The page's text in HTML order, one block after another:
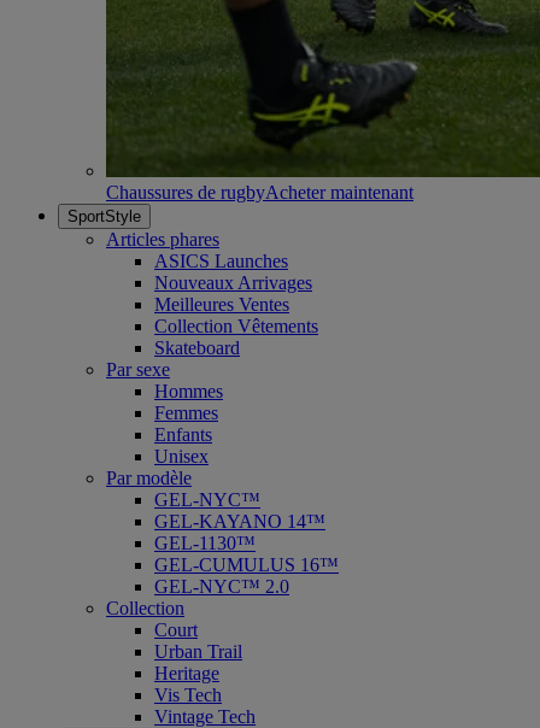
Chaussures de rugbyAcheter maintenant
SportStyle
Articles phares
ASICS Launches
Nouveaux Arrivages
Meilleures Ventes
Collection Vêtements
Skateboard
Par sexe
Hommes
Femmes
Enfants
Unisex
Par modèle
GEL-NYC™
GEL-KAYANO 14™
GEL-1130™
GEL-CUMULUS 16™
GEL-NYC™ 2.0
Collection
Court
Urban Trail
Heritage
Vis Tech
Vintage Tech